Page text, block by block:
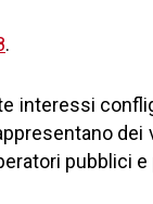
.
interessi
dei
pubblici e